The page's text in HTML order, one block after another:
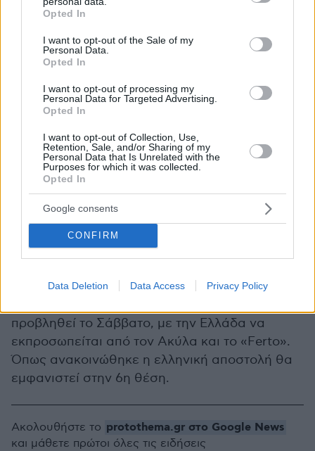
grant or deny consent to Google and its third-party tags to
use your data for below specified purposes in below Google
consent section.
Opted In
I want to opt-out of the Sale of my
Personal Data.
Opted In
I want to opt-out of processing my
Personal Data for Targeted Advertising.
Opted In
I want to opt-out of Collection, Use,
Retention, Sale, and/or Sharing of my
Personal Data that Is Unrelated with the
Purposes for which it was collected.
Opted In
Google consents
CONFIRM
Data Deletion Data Access Privacy Policy
#mpesfy
♬ original sound - Marina Zark
Την ίδια στιγμή, υπάρχουν και σχόλια που
πάντα με ανάλογη διάθεση. Μία γυναίκα
σημείωσε: « Φιλική υπενθύμιση: Η Ελλάδα είναι
μια καταπληκτική χώρα για διακοπές. Επιλέξτε
τον νικητή σοφά, γιατί ο Μάιος εδώ είναι σαν
καλοκαίρι και μπορείτε να πάτε για μπάνιο και
να φάτε και γύρο
Eurovision με την εικόνα της Ελλάδας ως
προβληθεί το Σάββατο, με την Ελλάδα να
εκπροσωπείται από τον Ακύλα και το «Ferto».
Όπως ανακοινώθηκε η ελληνική αποστολή θα
εμφανιστεί στην 6η θέση.
Ακολουθήστε το protothema.gr στο Google News
και μάθετε πρώτοι όλες τις ειδήσεις